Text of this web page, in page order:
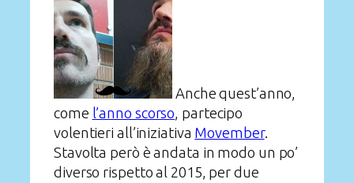
Anche quest’anno,
come l’anno scorso, partecipo
volentieri all’iniziativa Movember.
Stavolta però è andata in modo un po’
diverso rispetto al 2015, per due